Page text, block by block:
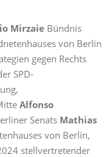
Mirzaie Bündnis
von Berlin
gegen Rechts
SPD-
Alfonso
Senats Mathias
von Berlin,
stellvertretender